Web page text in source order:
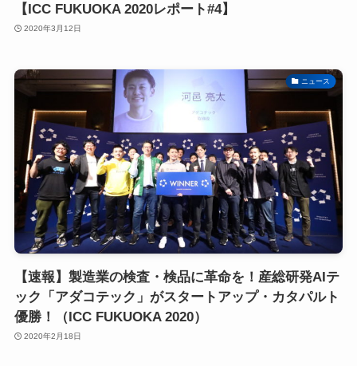
【ICC FUKUOKA 2020レポート#4】
2020年3月12日
ニュース
【速報】製造業の検査・検品に革命を！産総研発AIテ
ック「アダコテック」がスタートアップ・カタパルト
優勝！（ICC FUKUOKA 2020）
2020年2月18日